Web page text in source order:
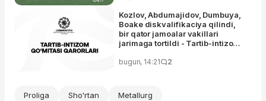
Kozlov, Abdumajidov, Dumbuya,
Boake diskvalifikaciya qilindi,
bir qator jamoalar vakillari
jarimaga tortildi - Tartib-intizom
bugun, 14:21 2
Proliga Sho'rtan Metallurg